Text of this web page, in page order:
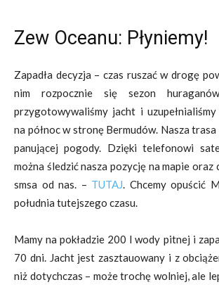
Zew Oceanu: Płyniemy!
Zapadła decyzja – czas ruszać w drogę
nim rozpocznie się sezon
przygotowywaliśmy jacht i uzupełnialiśmy
na północ w stronę Bermudów. Nasza
panującej pogody. Dzięki telefonowi
można śledzić nasza pozycję na mapie oraz
smsa od nas. – TUTAJ. Chcemy opuścić
południa tutejszego czasu.
Mamy na pokładzie 200 l wody pitnej i
70 dni. Jacht jest zasztauowany i z
niż dotychczas – może trochę wolniej, ale